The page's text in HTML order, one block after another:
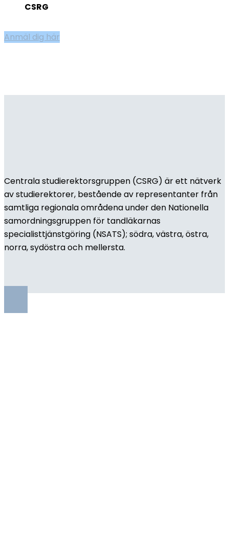
CSRG
Anmäl dig här
Centrala studierektorsgruppen (CSRG) är ett nätverk
av studierektorer, bestående av representanter från
samtliga regionala områdena under den Nationella
samordningsgruppen för tandläkarnas
specialisttjänstgöring (NSATS); södra, västra, östra,
norra, sydöstra och mellersta.